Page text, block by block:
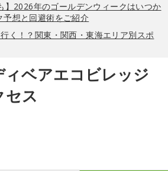
】2026年のゴールデンウィークはいつか
予想と回避術をご紹介
く！？関東・関西・東海エリア別スポ
ィベアエコビレッジ
セス